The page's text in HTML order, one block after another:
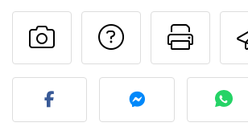
Poser
Publier votre